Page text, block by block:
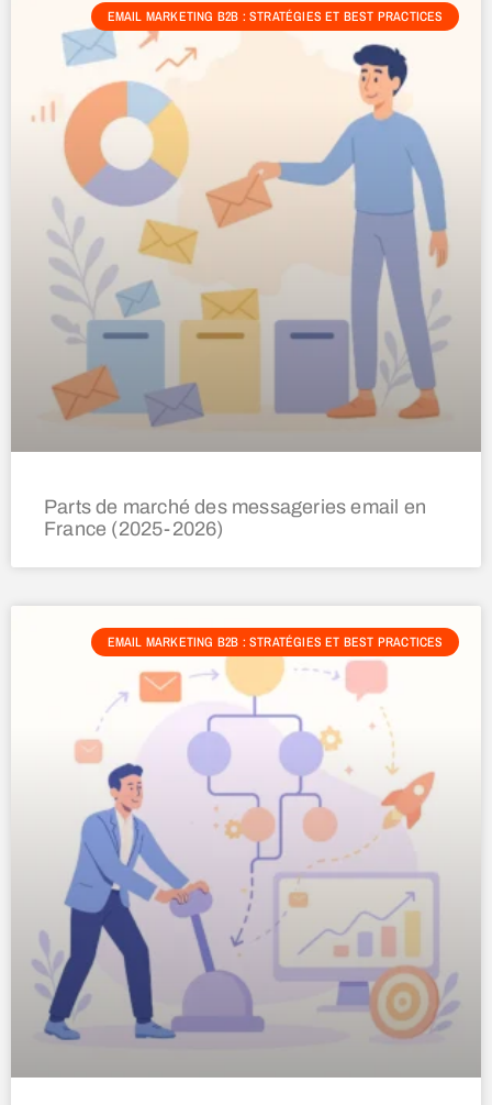
EMAIL MARKETING B2B : STRATÉGIES ET BEST PRACTICES
Parts de marché des messageries email en
France (2025-2026)
EMAIL MARKETING B2B : STRATÉGIES ET BEST PRACTICES